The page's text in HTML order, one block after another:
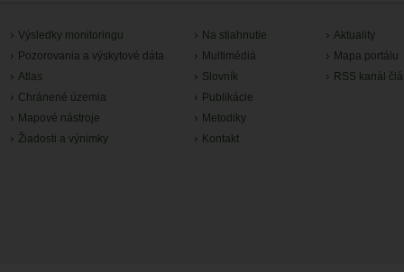
Výsledky monitoringu
Pozorovania a výskytové dáta
Atlas
Chránené územia
Mapové nástroje
Žiadosti a výnimky
Na stiahnutie
Multimédiá
Slovník
Publikácie
Metodiky
Kontakt
Aktuality
Mapa portálu
RSS kanál